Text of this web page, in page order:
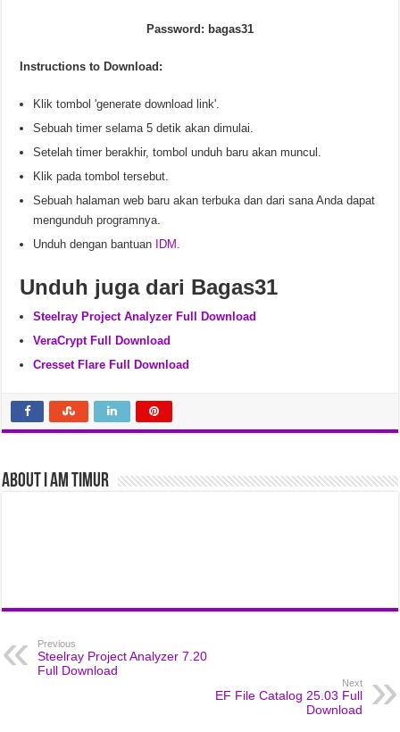
Password: bagas31
Instructions to Download:
Klik tombol 'generate download link'.
Sebuah timer selama 5 detik akan dimulai.
Setelah timer berakhir, tombol unduh baru akan muncul.
Klik pada tombol tersebut.
Sebuah halaman web baru akan terbuka dan dari sana Anda dapat
mengunduh programnya.
Unduh dengan bantuan
IDM
Unduh juga dari Bagas31
Steelray Project Analyzer Full Download
VeraCrypt Full Download
Cresset Flare Full Download
About I am Timur
Previous
Steelray Project Analyzer 7.20
Full Download
Next
EF File Catalog 25.03 Full
Download